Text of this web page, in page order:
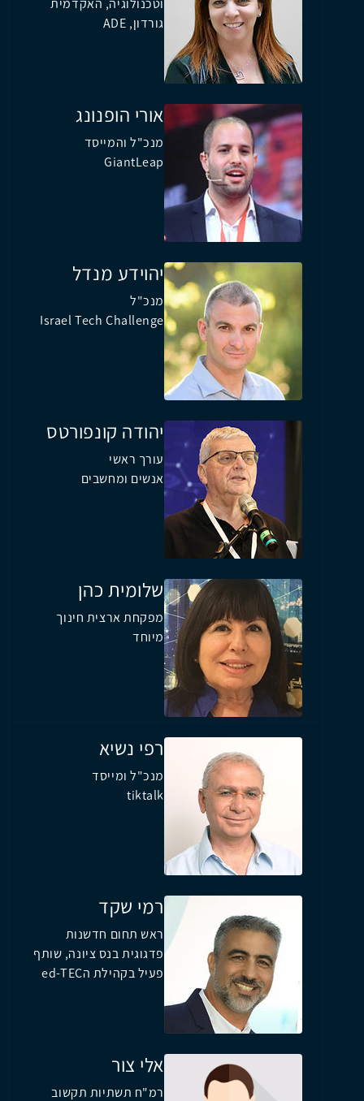
וטכנולוגיה, האקדמית
גורדון, ADE
אורי הופנונג
מנכ"ל והמייסד
GiantLeap
יהוידע מנדל
מנכ"ל
Israel Tech Challenge
יהודה קונפורטס
עורך ראשי
אנשים ומחשבים
שלומית כהן
מפקחת ארצית חינוך
מיוחד
רפי נשיא
מנכ"ל ומייסד
tiktalk
רמי שקד
ראש תחום חדשנות
פדגוגית בנס ציונה, שותף
פעיל בקהילת הed-TEC
אלי צור
רמ"ח תשתיות תקשוב